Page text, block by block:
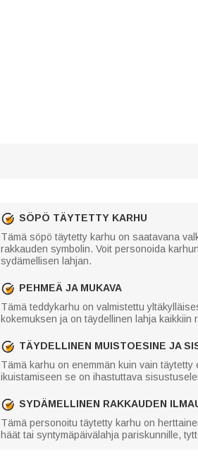
SÖPÖ TÄYTETTY KARHU
Tämä söpö täytetty karhu on saatavana
rakkauden symbolin. Voit personoida
sydämellisen lahjan.
PEHMEÄ JA MUKAVA
Tämä teddykarhu on valmistettu
kokemuksen ja on täydellinen lahja kaikkiin
TÄYDELLINEN MUISTOESINE JA
Tämä karhu on enemmän kuin vain
ikuistamiseen se on ihastuttava
SYDÄMELLINEN RAKKAUDEN
Tämä personoitu täytetty karhu on
häät tai syntymäpäivälahja pariskunnille,